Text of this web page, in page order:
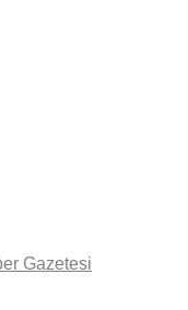
Gazetesi